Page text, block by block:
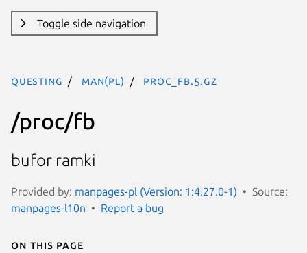
Toggle side navigation
questing man(pl) proc_fb.5.gz
/proc/fb
bufor ramki
Provided by: manpages-pl (Version: 1:4.27.0-1)
Source:
manpages-l10n
Report a bug
On this page